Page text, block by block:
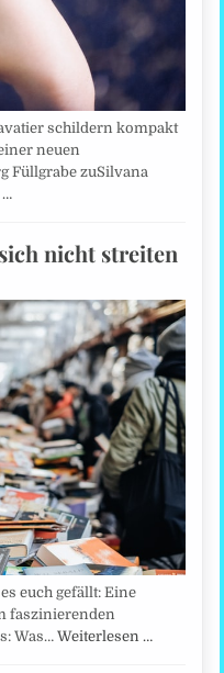
schildern kompakt
neuen
Füllgrabe zuSilvana
…
nicht streiten
euch gefällt: Eine
faszinierenden
Was…Weiterlesen …